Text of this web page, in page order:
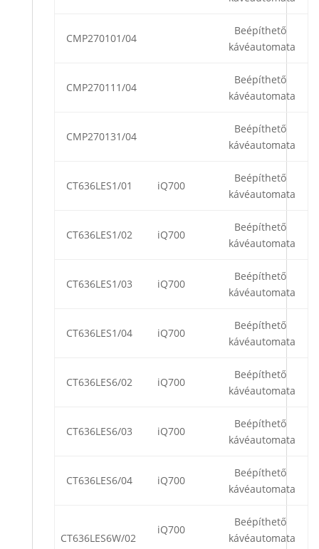
CMP270101/04
Beépíthető
kávéautomata
CMP270111/04
Beépíthető
kávéautomata
CMP270131/04
Beépíthető
kávéautomata
CT636LES1/01 iQ700
Beépíthető
kávéautomata
CT636LES1/02 iQ700
Beépíthető
kávéautomata
CT636LES1/03 iQ700
Beépíthető
kávéautomata
CT636LES1/04 iQ700
Beépíthető
kávéautomata
CT636LES6/02 iQ700
Beépíthető
kávéautomata
CT636LES6/03 iQ700
Beépíthető
kávéautomata
CT636LES6/04 iQ700
Beépíthető
kávéautomata
CT636LES6W/02
iQ700
Beépíthető
kávéautomata